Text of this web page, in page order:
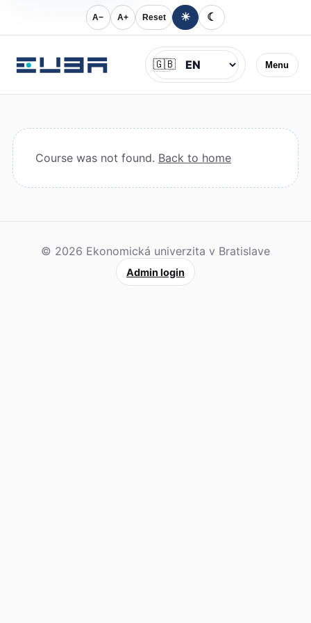
A− A+ Reset ☀ ☾
Menu
Jazyk
🇬🇧
Course was not found. Back to home
© 2026 Ekonomická univerzita v Bratislave
Admin login